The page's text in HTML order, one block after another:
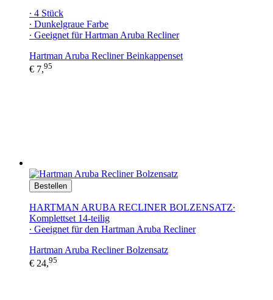
∙ 4 Stück
∙ Dunkelgraue Farbe
∙ Geeignet für Hartman Aruba Recliner
Hartman Aruba Recliner Beinkappenset
€ 7,95
Bestellen
HARTMAN ARUBA RECLINER BOLZENSATZ∙
Komplettset 14-teilig
∙ Geeignet für den Hartman Aruba Recliner
Hartman Aruba Recliner Bolzensatz
€ 24,95